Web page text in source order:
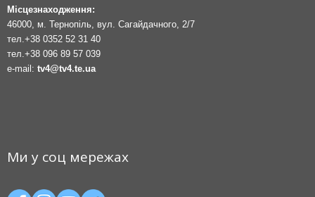
Місцезнаходження:
46000, м. Тернопіль, вул. Сагайдачного, 2/7
тел.+38 0352 52 31 40
тел.+38 096 89 57 039
e-mail: tv4@tv4.te.ua
Ми у соц мережах